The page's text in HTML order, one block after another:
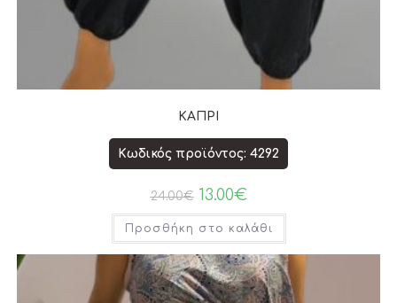
ΚΑΠΡΙ
Κωδικός προϊόντος: 4292
24.00€ 13.00€
Προσθήκη στο καλάθι